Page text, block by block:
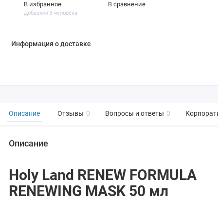
В избранное
Добавили 3 человека
В сравнение
Информация о доставке
Описание Отзывы 0 Вопросы и ответы 0
Описание
Holy Land RENEW FORMULA
RENEWING MASK 50 мл